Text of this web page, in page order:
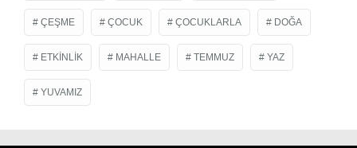
ÇEŞME ÇOCUK ÇOCUKLARLA DOĞA
ETKINLIK MAHALLE TEMMUZ YAZ
YUVAMIZ